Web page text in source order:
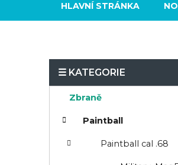
HLAVNÍ STRÁNKA
P
oPřeskočitZbraně
Paintball
Paintball cal .68